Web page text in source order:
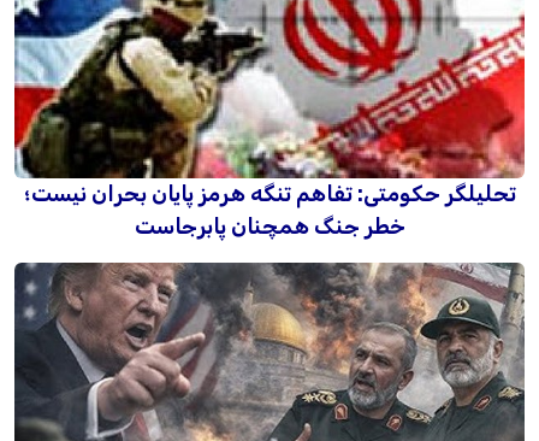
تحلیلگر حکومتی: تفاهم تنگه هرمز پایان بحران نیست؛
خطر جنگ همچنان پابرجاست